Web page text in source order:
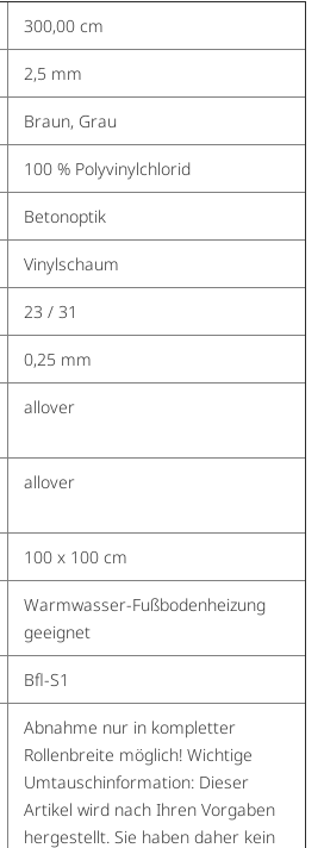
300,00 cm
2,5 mm
Braun, Grau
100 % Polyvinylchlorid
Betonoptik
Vinylschaum
23 / 31
0,25 mm
allover
allover
100 x 100 cm
Warmwasser-Fußbodenheizung
geeignet
Bfl-S1
Abnahme nur in kompletter
Rollenbreite möglich! Wichtige
Umtauschinformation: Dieser
Artikel wird nach Ihren Vorgaben
hergestellt. Sie haben daher kein